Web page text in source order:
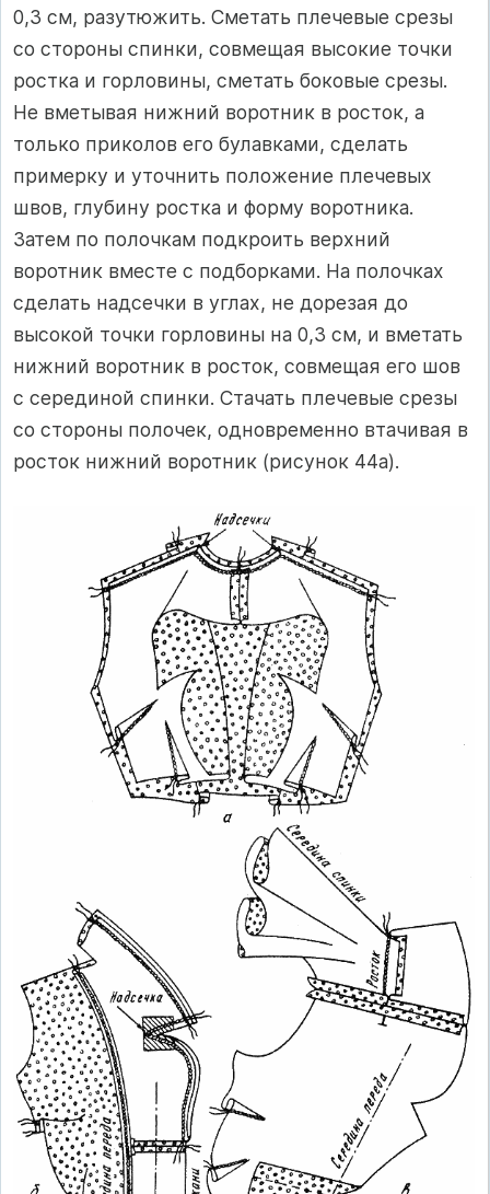
0,3 см, разутюжить. Сметать плечевые срезы
со стороны спинки, совмещая высокие точки
ростка и горловины, сметать боковые срезы.
Не вметывая нижний воротник в росток, а
только приколов его булавками, сделать
примерку и уточнить положение плечевых
швов, глубину ростка и форму воротника.
Затем по полочкам подкроить верхний
воротник вместе с подборками. На полочках
сделать надсечки в углах, не дорезая до
высокой точки горловины на 0,3 см, и вметать
нижний воротник в росток, совмещая его шов
с серединой спинки. Стачать плечевые срезы
со стороны полочек, одновременно втачивая в
росток нижний воротник (рисунок 44а).